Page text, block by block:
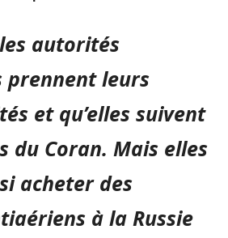
autorités
prennent leurs
et qu’elles suivent
du Coran. Mais elles
acheter des
à la Russie